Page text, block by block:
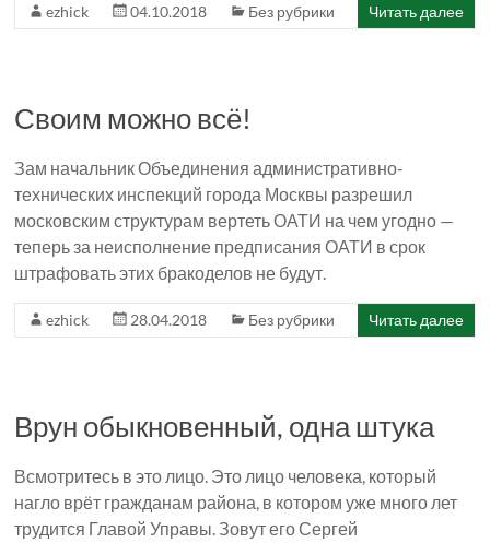
ezhick 04.10.2018 Без рубрики Читать далее
Своим можно всё!
Зам начальник Объединения административно-
технических инспекций города Москвы разрешил
московским структурам вертеть ОАТИ на чем угодно —
теперь за неисполнение предписания ОАТИ в срок
штрафовать этих бракоделов не будут.
ezhick 28.04.2018 Без рубрики Читать далее
Врун обыкновенный, одна штука
Всмотритесь в это лицо. Это лицо человека, который
нагло врёт гражданам района, в котором уже много лет
трудится Главой Управы. Зовут его Сергей